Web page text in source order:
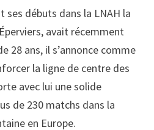
débuts dans la LNAH la
avait récemment
28 ans, il s’annonce comme
la ligne de centre des
avec lui une solide
de 230 matchs dans la
en Europe.